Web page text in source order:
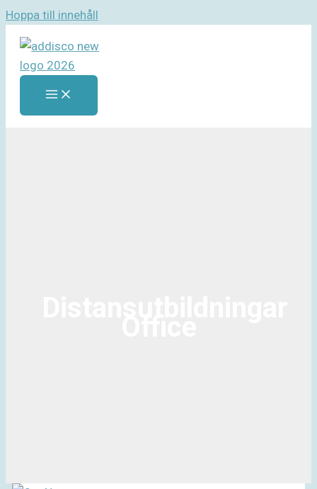
Hoppa till innehåll